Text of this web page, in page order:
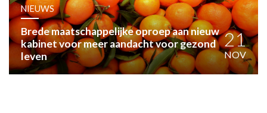
PRAKTIJKZAKEN
TARIEVEN
VPHUISARTSEN
MEDISCHE VAKHANDEL
NIEUWS
Brede maatschappelijke oproep aan nieuw
kabinet voor meer aandacht voor gezond
leven
21
NOV